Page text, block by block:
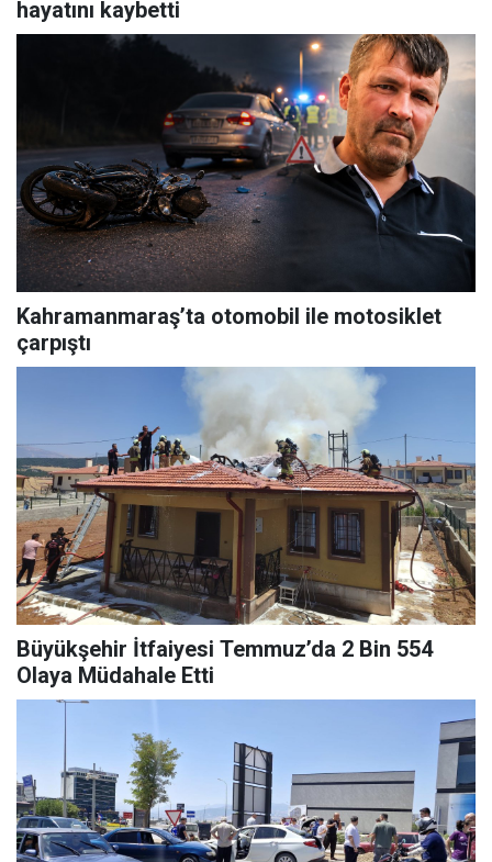
hayatını kaybetti
Kahramanmaraş’ta otomobil ile motosiklet
çarpıştı
Büyükşehir İtfaiyesi Temmuz’da 2 Bin 554
Olaya Müdahale Etti